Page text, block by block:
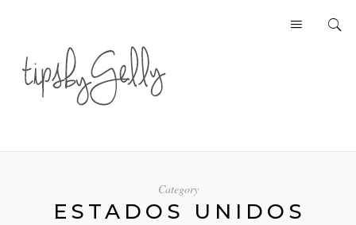
Category
ESTADOS UNIDOS